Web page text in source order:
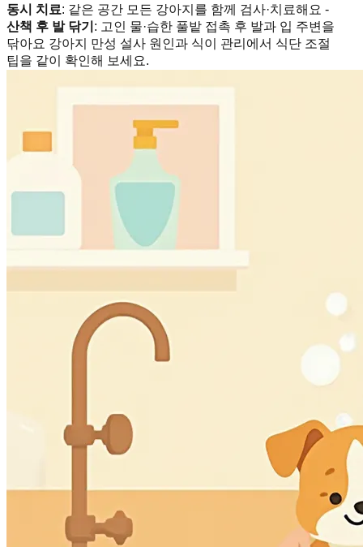
동시 치료: 같은 공간 모든 강아지를 함께 검사·치료해요 -
산책 후 발 닦기 : 고인 물·습한 풀밭 접촉 후 발과 입 주변을
닦아요 강아지 만성 설사 원인과 식이 관리에서 식단 조절
팁을 같이 확인해 보세요.